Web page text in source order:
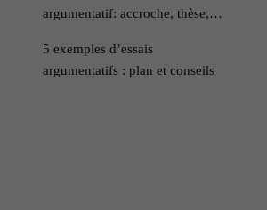
argumentatif: accroche, thèse,
5 exemples d’essais
argumentatifs : plan et conseils